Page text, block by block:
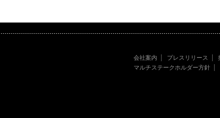
会社案内 プレスリリース
マルチステークホルダー方針